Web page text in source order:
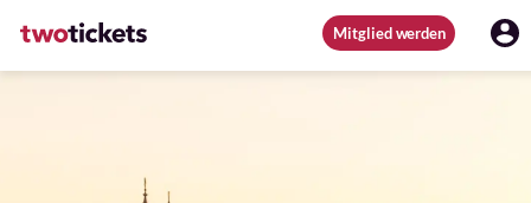
Mitglied werden